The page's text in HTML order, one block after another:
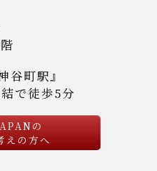
谷町駅』
で徒歩5分
の
えの方へ